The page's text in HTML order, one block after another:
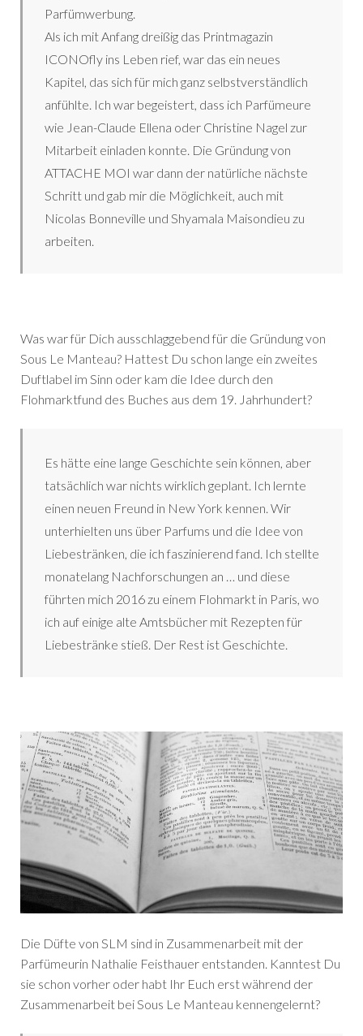
Parfümwerbung.
Als ich mit Anfang dreißig das Printmagazin
ICONOfly ins Leben rief, war das ein neues
Kapitel, das sich für mich ganz selbstverständlich
anfühlte. Ich war begeistert, dass ich Parfümeure
wie Jean-Claude Ellena oder Christine Nagel zur
Mitarbeit einladen konnte. Die Gründung von
ATTACHE MOI war dann der natürliche nächste
Schritt und gab mir die Möglichkeit, auch mit
Nicolas Bonneville und Shyamala Maisondieu zu
arbeiten.
Was war für Dich ausschlaggebend für die Gründung von
Sous Le Manteau? Hattest Du schon lange ein zweites
Duftlabel im Sinn oder kam die Idee durch den
Flohmarktfund des Buches aus dem 19. Jahrhundert?
Es hätte eine lange Geschichte sein können, aber
tatsächlich war nichts wirklich geplant. Ich lernte
einen neuen Freund in New York kennen. Wir
unterhielten uns über Parfums und die Idee von
Liebestränken, die ich faszinierend fand. Ich stellte
monatelang Nachforschungen an … und diese
führten mich 2016 zu einem Flohmarkt in Paris, wo
ich auf einige alte Amtsbücher mit Rezepten für
Liebestränke stieß. Der Rest ist Geschichte.
Die Düfte von SLM sind in Zusammenarbeit mit der
Parfümeurin Nathalie Feisthauer entstanden. Kanntest Du
sie schon vorher oder habt Ihr Euch erst während der
Zusammenarbeit bei Sous Le Manteau kennengelernt?